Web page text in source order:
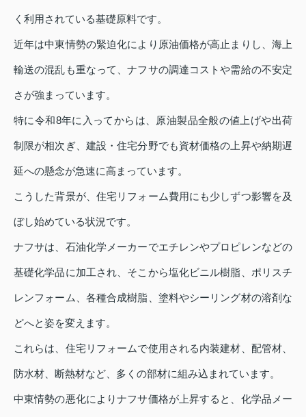
く利用されている基礎原料です。
近年は中東情勢の緊迫化により原油価格が高止まりし、海上
輸送の混乱も重なって、ナフサの調達コストや需給の不安定
さが強まっています。
特に令和8年に入ってからは、原油製品全般の値上げや出荷
制限が相次ぎ、建設・住宅分野でも資材価格の上昇や納期遅
延への懸念が急速に高まっています。
こうした背景が、住宅リフォーム費用にも少しずつ影響を及
ぼし始めている状況です。
ナフサは、石油化学メーカーでエチレンやプロピレンなどの
基礎化学品に加工され、そこから塩化ビニル樹脂、ポリスチ
レンフォーム、各種合成樹脂、塗料やシーリング材の溶剤な
どへと姿を変えます。
これらは、住宅リフォームで使用される内装建材、配管材、
防水材、断熱材など、多くの部材に組み込まれています。
中東情勢の悪化によりナフサ価格が上昇すると、化学品メー